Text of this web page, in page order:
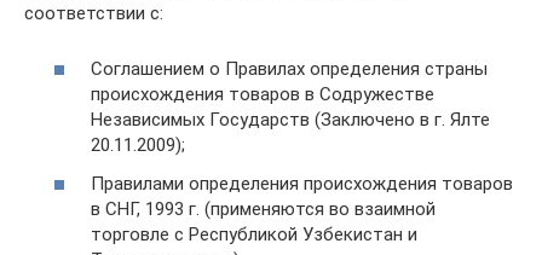
соответствии с:
Соглашением о Правилах определения страны
происхождения товаров в Содружестве
Независимых Государств (Заключено в г. Ялте
20.11.2009);
Правилами определения происхождения товаров
в СНГ, 1993 г. (применяются во взаимной
торговле с Республикой Узбекистан и